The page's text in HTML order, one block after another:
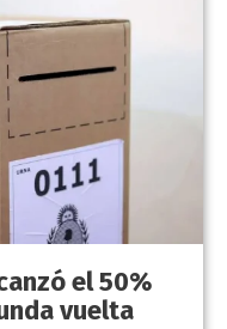
el 50%
vuelta